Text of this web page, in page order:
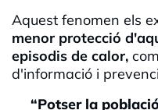
Aquest fenomen els
menor protecció
episodis de calor,
d'informació i
“Potser la